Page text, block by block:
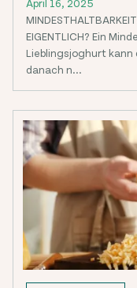
April 16, 2025
EIGENTLICH? Ein
Lieblingsjoghurt kann
danach n...